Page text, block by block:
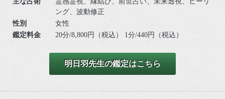
ング、波動修正
性別
女性
鑑定料金
20分/8,800円（税込） 1分/440円（税込）
明日羽先生の鑑定はこちら